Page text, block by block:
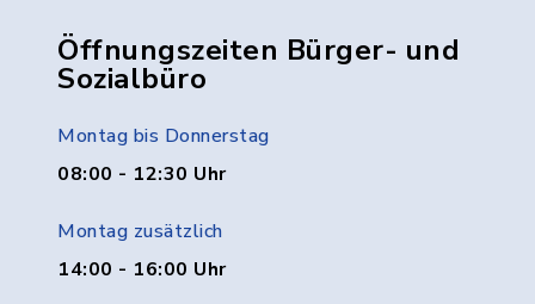
Öffnungszeiten Bürger- und
Sozialbüro
Montag bis Donnerstag
08:00 - 12:30 Uhr
Montag zusätzlich
14:00 - 16:00 Uhr